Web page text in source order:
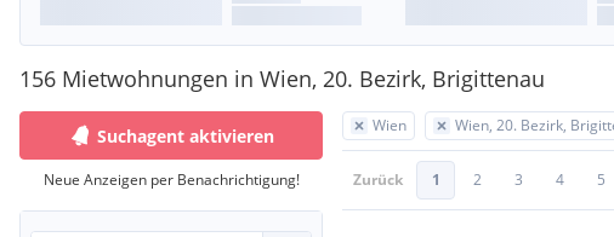
156 Mietwohnungen in Wien, 20. Bezirk, Brigittenau
Suchagent aktivieren
Neue Anzeigen per Benachrichtigung!
Wien Wien, 20. Bezirk,
Zurück 1 2 3 4 5